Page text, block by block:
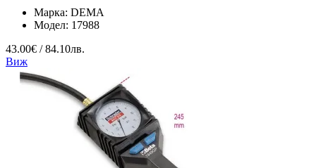
Марка: DEMA
Модел: 17988
43.00€ / 84.10лв.
Виж